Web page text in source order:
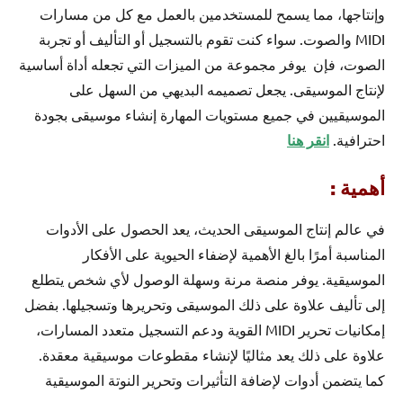
وإنتاجها، مما يسمح للمستخدمين بالعمل مع كل من مسارات
MIDI والصوت. سواء كنت تقوم بالتسجيل أو التأليف أو تجربة
الصوت، فإن يوفر مجموعة من الميزات التي تجعله أداة أساسية
لإنتاج الموسيقى. يجعل تصميمه البديهي من السهل على
الموسيقيين في جميع مستويات المهارة إنشاء موسيقى بجودة
احترافية. انقر هنا
أهمية :
في عالم إنتاج الموسيقى الحديث، يعد الحصول على الأدوات
المناسبة أمرًا بالغ الأهمية لإضفاء الحيوية على الأفكار
الموسيقية. يوفر منصة مرنة وسهلة الوصول لأي شخص يتطلع
إلى تأليف علاوة على ذلك الموسيقى وتحريرها وتسجيلها. بفضل
إمكانيات تحرير MIDI القوية ودعم التسجيل متعدد المسارات،
علاوة على ذلك يعد مثاليًا لإنشاء مقطوعات موسيقية معقدة.
كما يتضمن أدوات لإضافة التأثيرات وتحرير النوتة الموسيقية